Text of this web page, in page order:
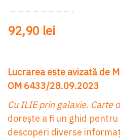
92,90 lei
Lucrarea este avizată de
OM 6433/28.09.2023
Cu ILIE prin galaxie. Carte
dorește a fi un ghid
descoperi diverse